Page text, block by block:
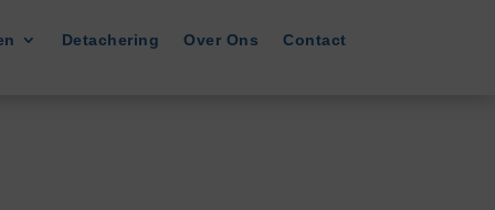
Detachering Over Ons Contact